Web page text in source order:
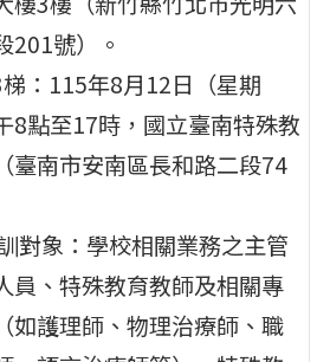
201號）。
：115年8月12日（星期
8點至17時，國立臺南特殊教
臺南市安南區長和路二段74
對象：學校相關業務之主管
員、特殊教育教師及相關專
如護理師、物理治療師、職